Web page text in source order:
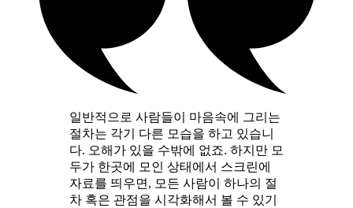
일반적으로 사람들이 마음속에 그리는
절차는 각기 다른 모습을 하고 있습니
다. 오해가 있을 수밖에 없죠. 하지만 모
두가 한곳에 모인 상태에서 스크린에
자료를 띄우면, 모든 사람이 하나의 절
차 혹은 관점을 시각화해서 볼 수 있기